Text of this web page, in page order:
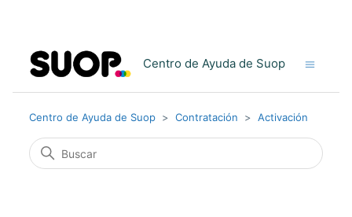
Centro de Ayuda de Suop
Centro de Ayuda de Suop Contratación Activación